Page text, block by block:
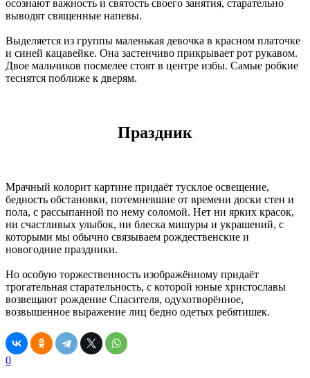
осознают важность и святость своего занятия, старательно
выводят священные напевы.
Выделяется из группы маленькая девочка в красном платочке
и синей кацавейке. Она застенчиво прикрывает рот рукавом.
Двое мальчиков посмелее стоят в центре избы. Самые робкие
теснятся поближе к дверям.
Праздник
Мрачный колорит картине придаёт тусклое освещение,
бедность обстановки, потемневшие от времени доски стен и
пола, с рассыпанной по нему соломой. Нет ни ярких красок,
ни счастливых улыбок, ни блеска мишуры и украшений, с
которыми мы обычно связываем рождественские и
новогодние праздники.
Но особую торжественность изображённому придаёт
трогательная старательность, с которой юные христославы
возвещают рождение Спасителя, одухотворённое,
возвышенное выражение лиц бедно одетых ребятишек.
0